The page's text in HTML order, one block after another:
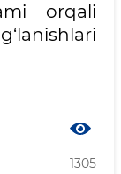
orqali
1305